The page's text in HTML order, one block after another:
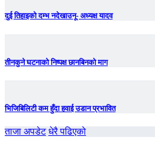
दुई तिहाइको दम्भ नदेखाउनू- अध्यक्ष यादव
तीनकुने घटनाकाे निष्पक्ष छानबिनकाे माग
भिजिबिलिटी कम हुँदा हवाई उडान प्रभावित
ताजा अपडेट धेरै पढिएको